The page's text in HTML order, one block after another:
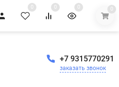
0 0 0 0
+7 9315770291
заказать звонок